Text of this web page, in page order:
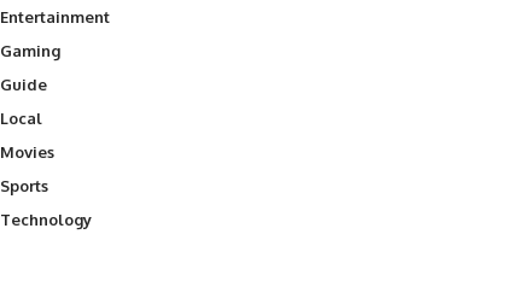
Entertainment
Gaming
Guide
Local
Movies
Sports
Technology